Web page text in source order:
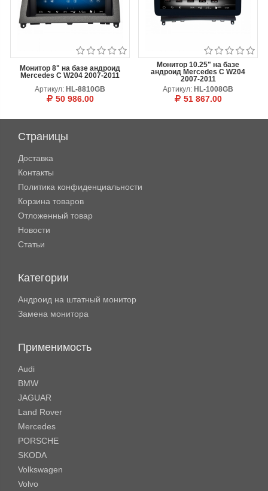
Монитор 8" на базе андроид
Mercedes C W204 2007-2011
Артикул: HL-8810GB
50 986.00
Монитор 10.25" на базе
андроид Mercedes C W204
2007-2011
Артикул: HL-1008GB
51 867.00
Страницы
Доставка
Контакты
Политика конфиденциальности
Корзина товаров
Отложенный товар
Новости
Статьи
Категории
Андроид на штатный монитор
Замена монитора
Применимость
Audi
BMW
JAGUAR
Land Rover
Mercedes
PORSCHE
SKODA
Volkswagen
Volvo